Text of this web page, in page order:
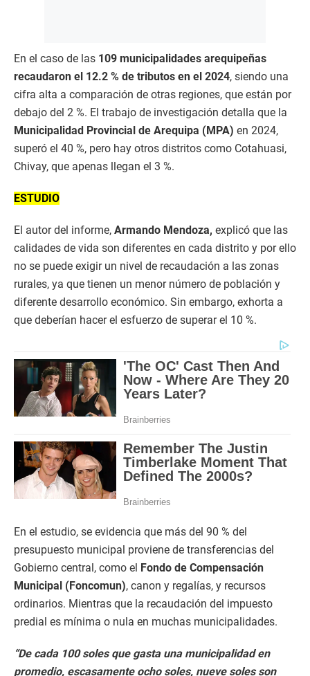
En el caso de las 109 municipalidades arequipeñas
recaudaron el 12.2 % de tributos en el 2024, siendo una
cifra alta a comparación de otras regiones, que están por
debajo del 2 %. El trabajo de investigación detalla que la
Municipalidad Provincial de Arequipa (MPA) en 2024,
superó el 40 %, pero hay otros distritos como Cotahuasi,
Chivay, que apenas llegan el 3 %.
ESTUDIO
El autor del informe, Armando Mendoza, explicó que las
calidades de vida son diferentes en cada distrito y por ello
no se puede exigir un nivel de recaudación a las zonas
rurales, ya que tienen un menor número de población y
diferente desarrollo económico. Sin embargo, exhorta a
que deberían hacer el esfuerzo de superar el 10 %.
En el estudio, se evidencia que más del 90 % del
presupuesto municipal proviene de transferencias del
Gobierno central, como el Fondo de Compensación
Municipal (Foncomun), canon y regalías, y recursos
ordinarios. Mientras que la recaudación del impuesto
predial es mínima o nula en muchas municipalidades.
“De cada 100 soles que gasta una municipalidad en
promedio, escasamente ocho soles, nueve soles son